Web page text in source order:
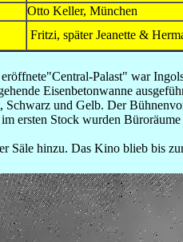
Otto Keller, München
Fritzi, später Jeanette &
Palast" war
Eisenbetonwanne
Schwarz und Gelb. Der
im ersten Stock wurden
Säle hinzu. Das Kino blieb bis